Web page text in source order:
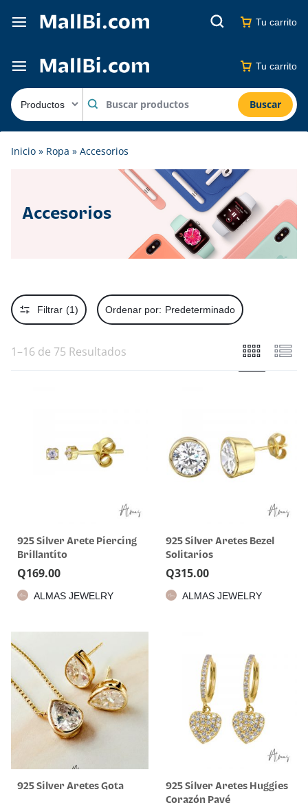
Tu carrito
Buscar
Tu carrito
Inicio » Ropa » Accesorios
Accesorios
Filtrar (1) Ordenar por: Predeterminado
1–16 de 75 Resultados
925 Silver Arete Piercing
Brillantito
Q169.00
ALMAS JEWELRY
925 Silver Aretes Bezel
Solitarios
Q315.00
ALMAS JEWELRY
925 Silver Aretes Gota
925 Silver Aretes Huggies
Corazón Pavé